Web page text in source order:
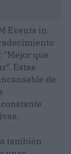
Events in
"Mejor que
Estas
de
también